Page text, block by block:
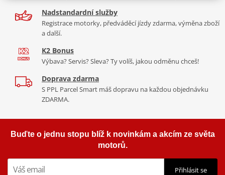
Zobrazit všechny produktyznačky PUIG
Nadstandardní služby
Registrace motorky, předváděcí jízdy zdarma, výměna zboží
a další.
K2 Bonus
Výbava? Servis? Sleva? Ty volíš, jakou odměnu chceš!
Doprava zdarma
S PPL Parcel Smart máš dopravu na každou objednávku
ZDARMA.
Buďte o jednu stopu blíž k novinkám a akcím ze světa
motorů.
Přihlásit se